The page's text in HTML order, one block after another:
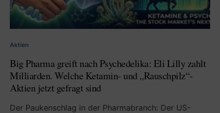
Aktien
Big Pharma greift nach Psychedelika: Eli Lilly zahlt
Milliarden. Welche Ketamin- und „Rauschpilz“-
Aktien jetzt gefragt sind
Der Paukenschlag in der Pharmabranch: Der US-